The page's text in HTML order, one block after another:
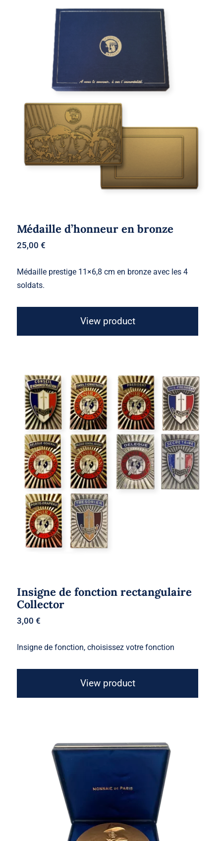
Médaille d’honneur en bronze
25,00€
Médaille prestige 11×6,8 cm en bronze avec les 4
soldats.
View product
Insigne de fonction rectangulaire
Collector
Insigne de fonction rectangulaire
Collector
3,00€
Insigne de fonction, choisissez votre fonction
View product
Médaille Jean Moulin